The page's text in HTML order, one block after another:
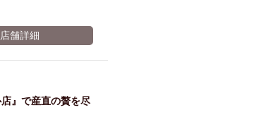
更
店舗詳細
』で産直の贅を尽